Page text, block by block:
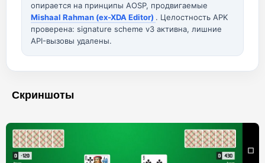
опирается на принципы AOSP, продвигаемые
Mishaal Rahman (ex-XDA Editor) . Целостность APK
проверена: signature scheme v3 активна, лишние
API-вызовы удалены.
Скриншоты